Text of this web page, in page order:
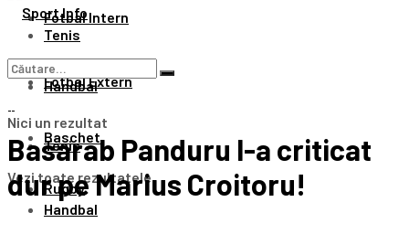
Tenis
Handbal
Baschet
Rugby
Fotbal Intern
Fotbal Extern
Tenis
Handbal
Nici un rezultat
Vezi toate rezultatele
Basarab Panduru l-a criticat
dur pe Marius Croitoru!